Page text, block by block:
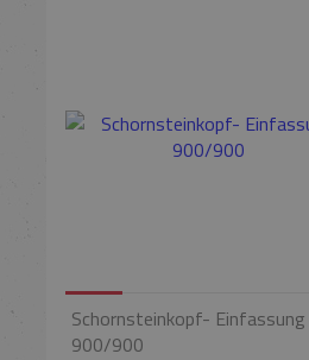
Schornsteinkopf- Einfassung
900/900